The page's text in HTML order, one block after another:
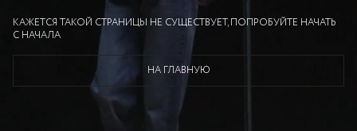
КАЖЕТСЯ ТАКОЙ СТРАНИЦЫ НЕ СУЩЕСТВУЕТ, ПОПРОБУЙТЕ НАЧАТЬ
С НАЧАЛА
НА ГЛАВНУЮ